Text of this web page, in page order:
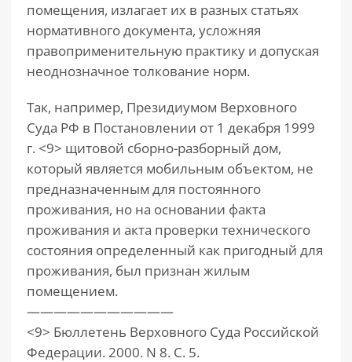
помещения, излагает их в разных статьях
нормативного документа, усложняя
правоприменительную практику и допуская
неоднозначное толкование норм.
Так, например, Президиумом Верховного
Суда РФ в Постановлении от 1 декабря 1999
г. <9> щитовой сборно-разборный дом,
который является мобильным объектом, не
предназначенным для постоянного
проживания, но на основании факта
проживания и акта проверки технического
состояния определенный как пригодный для
проживания, был признан жилым
помещением.
———————————
<9> Бюллетень Верховного Суда Российской
Федерации. 2000. N 8. С. 5.